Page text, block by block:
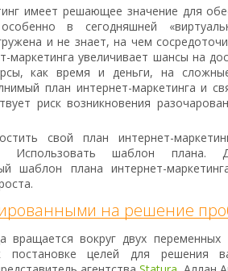
имеет решающее значение для
в сегодняшней
и не знает, на чем
маркетинга увеличивает шансы на
как время и деньги, на
план интернет-маркетинга и
риск возникновения
свой план интернет-
Использовать шаблон плана.
шаблон плана интернет-
на решение
вращается вокруг двух
постановке целей для решения